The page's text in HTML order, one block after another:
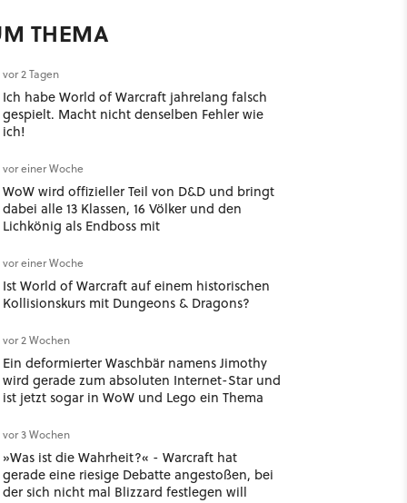
THEMA
vor 2 Tagen
Ich habe World of Warcraft jahrelang falsch
gespielt. Macht nicht denselben Fehler wie
ich!
vor einer Woche
WoW wird offizieller Teil von D&D und bringt
dabei alle 13 Klassen, 16 Völker und den
Lichkönig als Endboss mit
vor einer Woche
Ist World of Warcraft auf einem historischen
Kollisionskurs mit Dungeons & Dragons?
vor 2 Wochen
Ein deformierter Waschbär namens Jimothy
wird gerade zum absoluten Internet-Star und
ist jetzt sogar in WoW und Lego ein Thema
vor 3 Wochen
»Was ist die Wahrheit?« - Warcraft hat
gerade eine riesige Debatte angestoßen, bei
der sich nicht mal Blizzard festlegen will